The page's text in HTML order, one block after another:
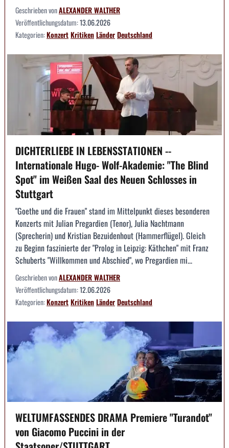
Geschrieben vonALEXANDER WALTHER
Veröffentlichungsdatum:13.06.2026
Kategorien:KonzertKritikenLänderDeutschland
DICHTERLIEBE IN LEBENSSTATIONEN --
Internationale Hugo- Wolf-Akademie: "The Blind
Spot" im Weißen Saal des Neuen Schlosses in
Stuttgart
"Goethe und die Frauen" stand im Mittelpunkt dieses besonderen
Konzerts mit Julian Pregardien (Tenor), Julia Nachtmann
(Sprecherin) und Kristian Bezuidenhout (Hammerflügel). Gleich
zu Beginn faszinierte der "Prolog in Leipzig: Käthchen" mit Franz
Schuberts "Willkommen und Abschied", wo Pregardien mi...
Geschrieben vonALEXANDER WALTHER
Veröffentlichungsdatum:12.06.2026
Kategorien:KonzertKritikenLänderDeutschland
WELTUMFASSENDES DRAMA Premiere "Turandot"
von Giacomo Puccini in der